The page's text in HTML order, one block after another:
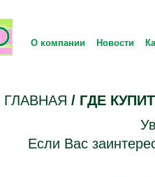
О компании Новости
ГЛАВНАЯ / ГДЕ
Если Вас